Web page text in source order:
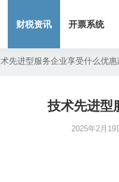
财税资讯 开票系统
先进型服务企业享受什么优惠
技术先进型
2025年2月19